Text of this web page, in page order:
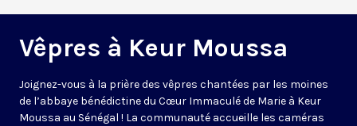
Vêpres à Keur Moussa
Joignez-vous à la prière des vêpres chantées par les moines
de l’abbaye bénédictine du Cœur Immaculé de Marie à Keur
Moussa au Sénégal ! La communauté accueille les caméras